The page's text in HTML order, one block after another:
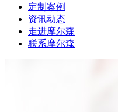
定制案例
资讯动态
走进摩尔森
联系摩尔森